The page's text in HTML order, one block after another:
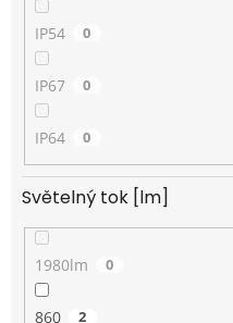
IP54 0
IP67 0
IP64 0
Světelný tok [lm]
1980lm 0
860 2